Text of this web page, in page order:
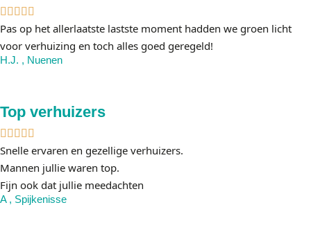
Pas op het allerlaatste lastste moment hadden we groen licht
voor verhuizing en toch alles goed geregeld!
H.J. , Nuenen
Top verhuizers
Snelle ervaren en gezellige verhuizers.
Mannen jullie waren top.
Fijn ook dat jullie meedachten
A , Spijkenisse